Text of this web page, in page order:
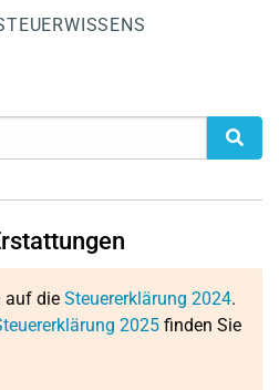
auf die Steuererklärung 2024.
2025 finden Sie